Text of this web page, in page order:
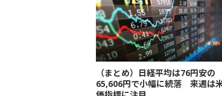
（まとめ）日経平均は76円安の
65,606円で小幅に続落 来週は